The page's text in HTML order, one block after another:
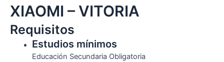
XIAOMI – VITORIA
Requisitos
Estudios mínimos
Educación Secundaria Obligatoria